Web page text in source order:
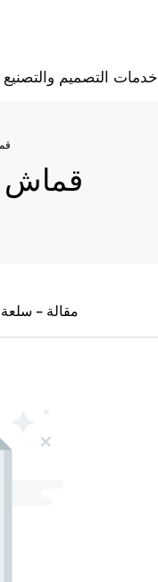
خدمات التصميم
#قماش
مقالة - سلعة